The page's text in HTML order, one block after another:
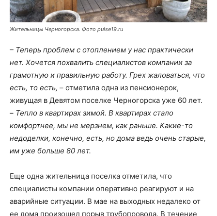
Жительницы Черногорска. Фото pulse19.ru
– Теперь проблем с отоплением у нас практически
нет. Хочется похвалить специалистов компании за
грамотную и правильную работу. Грех жаловаться, что
есть, то есть, – отметила одна из пенсионерок,
живущая в Девятом поселке Черногорска уже 60 лет.
– Тепло в квартирах зимой. В квартирах стало
комфортнее, мы не мерзнем, как раньше. Какие-то
недоделки, конечно, есть, но дома ведь очень старые,
им уже больше 80 лет.
Еще одна жительница поселка отметила, что
специалисты компании оперативно реагируют и на
аварийные ситуации. В мае на выходных недалеко от
ее дома произошел порыв трубопровода. В течение